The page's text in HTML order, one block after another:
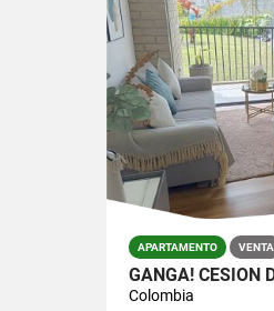
APARTAMENTO VENTA
Colombia